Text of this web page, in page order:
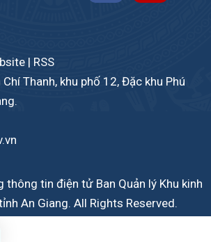
| RSS
Thanh, khu phố 12, Đặc khu Phú
thông tin điện tử Ban Quản lý Khu kinh
An Giang. All Rights Reserved.